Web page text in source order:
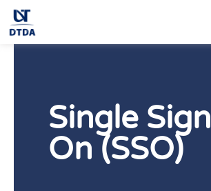
Single Sign
On (SSO)